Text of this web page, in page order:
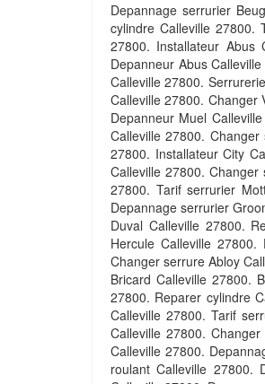
Depannage serrurier
cylindre Calleville 27800.
27800. Installateur Abus
Depanneur Abus
Calleville 27800.
Calleville 27800. Changer
Depanneur Muel
Calleville 27800.
27800. Installateur City
Calleville 27800.
27800. Tarif serrurier
Depannage serrurier
Duval Calleville 27800.
Hercule Calleville
Changer serrure Abloy
Bricard Calleville 27800.
27800. Reparer cylindre
Calleville 27800. Tarif
Calleville 27800.
Calleville 27800.
roulant Calleville 27800.